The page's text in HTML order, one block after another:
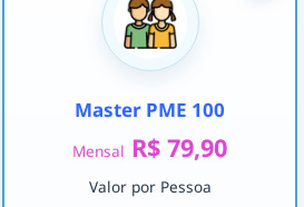
Master PME 100
Mensal R$ 79,90
Valor por Pessoa